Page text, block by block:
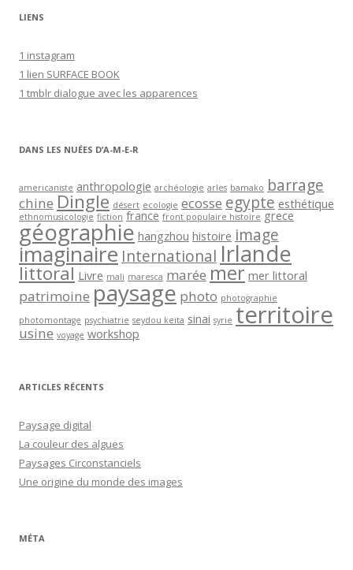
-
m
a
LIENS
1 instagram
1 lien SURFACE BOOK
1 tmblr dialogue avec les apparences
DANS LES NUÉES D’A-M-E-R
americaniste anthropologie archéologie arles bamako barrage
chine Dingle désert ecologie ecosse egypte esthétique
ethnomusicologie fiction france front populaire histoire grece
géographie hangzhou histoire image
imaginaire International Irlande
littoral Livre mali maresca marée mer mer littoral
patrimoine paysage photo photographie
photomontage psychiatrie seydou keita sinai syrie territoire
usine voyage workshop
ARTICLES RÉCENTS
Paysage digital
La couleur des algues
Paysages Circonstanciels
Une origine du monde des images
MÉTA